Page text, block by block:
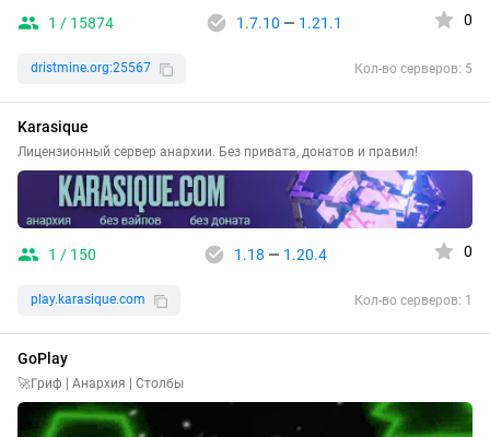
1 / 15874 1.7.10 — 1.21.1 0
dristmine.org:25567 Кол-во серверов: 5
Karasique
Лицензионный сервер анархии. Без привата, донатов и правил!
1 / 150 1.18 — 1.20.4 0
play.karasique.com Кол-во серверов: 1
GoPlay
🚀Гриф | Анархия | Столбы